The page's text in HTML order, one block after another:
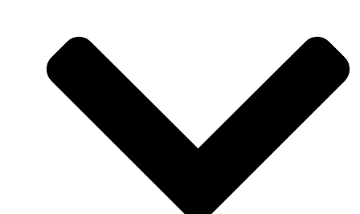
Buchbesprechungen von Harald Schwiers
Haralds Streifzüge
Hörtipps von Harald Schwiers
Kunstausflüge mit Sigrid Balke
Marc Peschke – Out of The Länd
Buchtipps von Uli Rothfuss